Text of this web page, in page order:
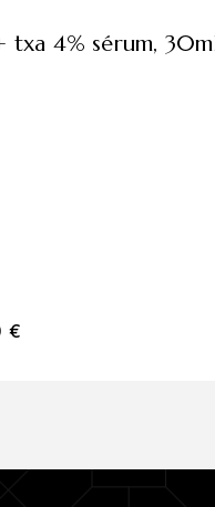
txa 4% sérum,
€